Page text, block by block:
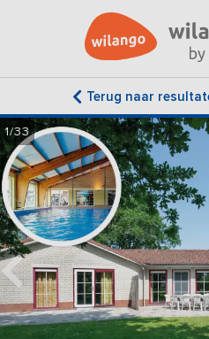
Terug naar
1/33